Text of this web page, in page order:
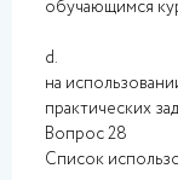
обучающимся
d.
на
практических
Вопрос 28
Список